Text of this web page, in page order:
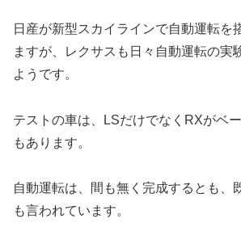
日産が新型スカイラインで自動運転を
ますが、レクサスも日々自動運転の実
ようです。
テストの車は、LSだけでなくRXがベ
もあります。
自動運転は、間も無く完成するとも、
も言われています。